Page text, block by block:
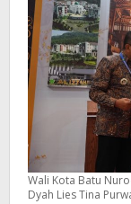
Wali Kota Batu
Dyah Lies Tina